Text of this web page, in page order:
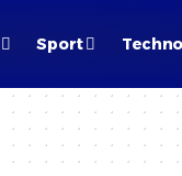
Sport